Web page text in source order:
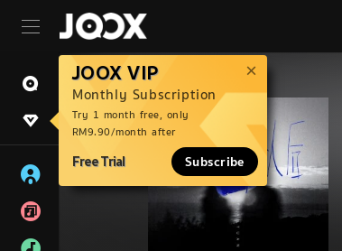
JOOX VIP
Monthly Subscription
Try 1 month free, only
RM9.90/month after
Free Trial Subscribe